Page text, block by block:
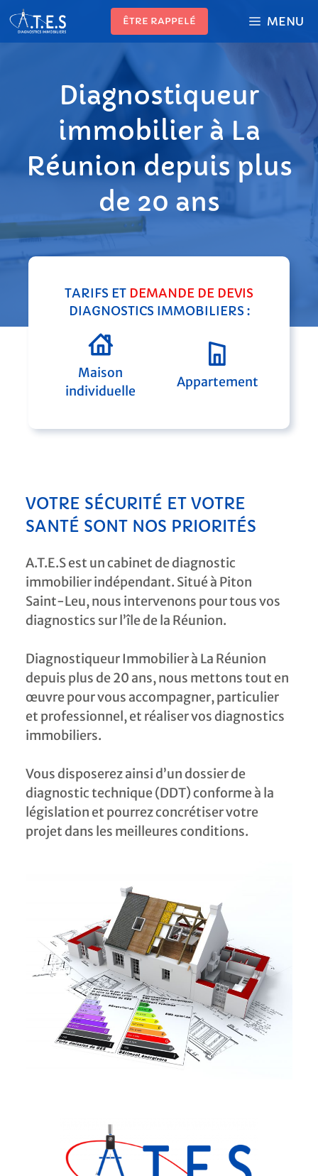
Aller
au
contenu
MENU
ÊTRE RAPPELÉ
Diagnostiqueur
immobilier à La
Réunion depuis plus
de 20 ans
TARIFS ET DEMANDE DE DEVIS
DIAGNOSTICS IMMOBILIERS :
Maison
individuelle
Appartement
VOTRE SÉCURITÉ ET VOTRE
SANTÉ SONT NOS PRIORITÉS
A.T.E.S est un cabinet de diagnostic
immobilier indépendant. Situé à Piton
Saint-Leu, nous intervenons pour tous vos
diagnostics sur l’île de la Réunion.
Diagnostiqueur Immobilier à La Réunion
depuis plus de 20 ans, nous mettons tout en
œuvre pour vous accompagner, particulier
et professionnel, et réaliser vos diagnostics
immobiliers.
Vous disposerez ainsi d’un dossier de
diagnostic technique (DDT) conforme à la
législation et pourrez concrétiser votre
projet dans les meilleures conditions.